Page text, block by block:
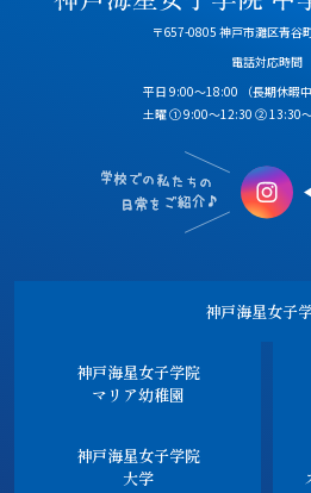
〒657-0805 神戸市灘区青谷
電話対応時間
平日 9:00～18:00
（長期休暇
土曜 ① 9:00～12:30 ② 13:30
神戸海星女子
神戸海星女子学院
マリア幼稚園
神戸海星女子学院
大学